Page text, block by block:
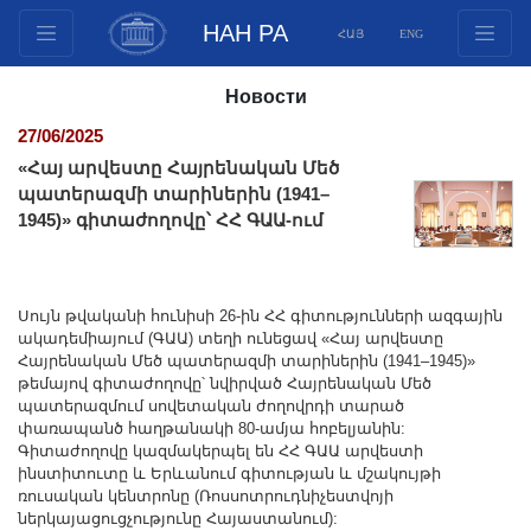
НАН РА ՀԱՅ ENG
Инновационные предложения
Публикации
Конкурсы
Международное сотрудничество
Молодежные программы
Фотогалерея
Видеогалерея
Веб ресурсы
Новости
27/06/2025
«Հայ արվեստը Հայրենական Մեծ
պատերազմի տարիներին (1941–
1945)» գիտաժողովը՝ ՀՀ ԳԱԱ-ում
Սույն թվականի հունիսի 26-ին ՀՀ գիտությունների ազգային
ակադեմիայում (ԳԱԱ) տեղի ունեցավ «Հայ արվեստը
Հայրենական Մեծ պատերազմի տարիներին (1941–1945)»
թեմայով գիտաժողովը՝ նվիրված Հայրենական Մեծ
պատերազմում սովետական ժողովրդի տարած
փառապանծ հաղթանակի 80-ամյա հոբելյանին:
Գիտաժողովը կազմակերպել են ՀՀ ԳԱԱ արվեստի
ինստիտուտը և Երևանում գիտության և մշակույթի
ռուսական կենտրոնը (Ռոսսոտրուդնիչեստվոյի
ներկայացուցչությունը Հայաստանում):